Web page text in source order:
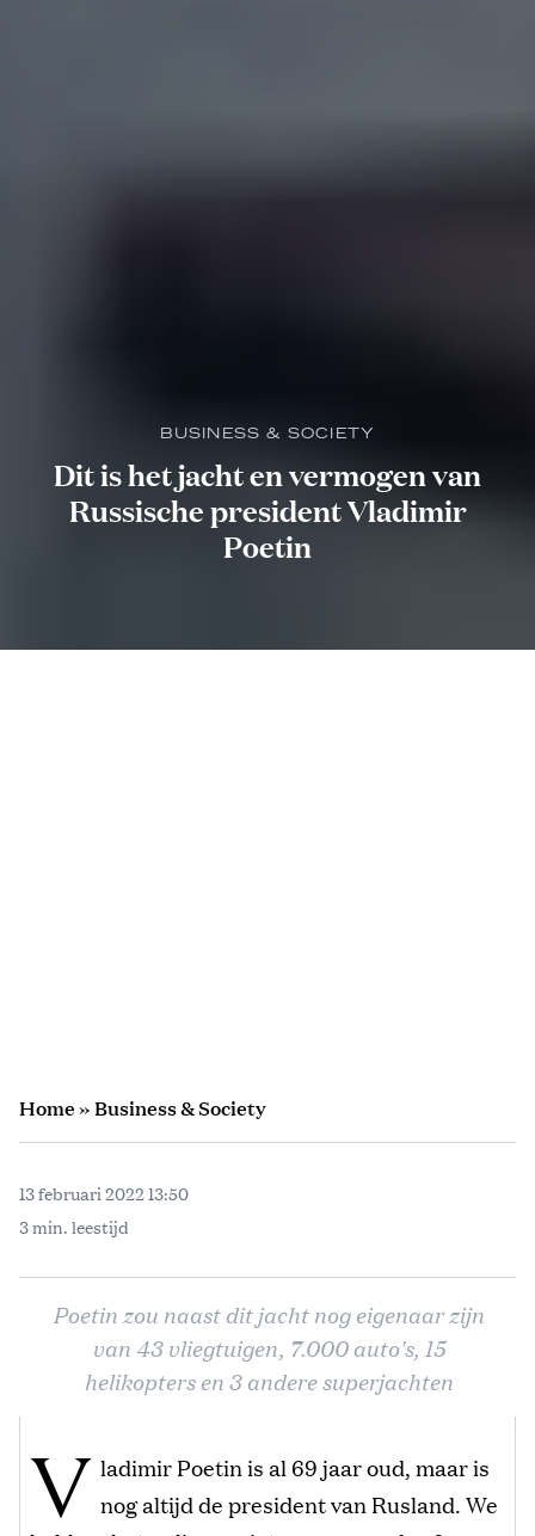
BUSINESS & SOCIETY
Dit is het jacht en vermogen van
Russische president Vladimir
Poetin
Home»Business & Society
13 februari 2022 13:50
3 min. leestijd
Poetin zou naast dit jacht nog eigenaar zijn
van 43 vliegtuigen, 7.000 auto's, 15
helikopters en 3 andere superjachten
V ladimir Poetin is al 69 jaar oud, maar is
nog altijd de president van Rusland. We